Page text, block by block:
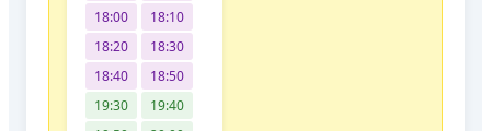
18:00
18:10
18:20
18:30
18:40
18:50
19:30
19:40